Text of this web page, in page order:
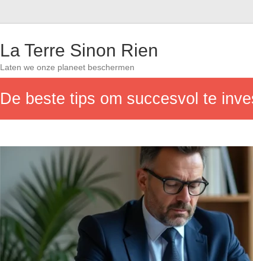
La Terre Sinon Rien
Laten we onze planeet beschermen
De beste tips om succesvol te